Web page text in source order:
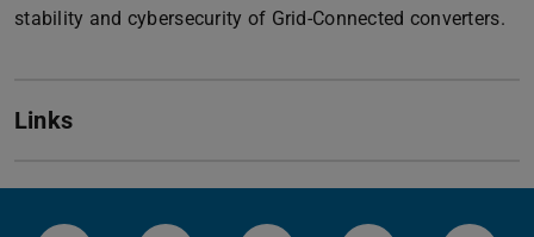
stability and cybersecurity of Grid-Connected converters.
Links